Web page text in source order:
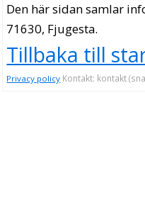
Den här sidan samlar
71630, Fjugesta.
Tillbaka till
Privacy policy Kontakt: kontakt